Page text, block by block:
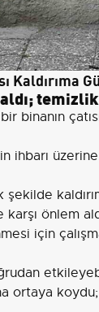
Kaldırıma
binanın
ihbarı üzerine
karşı önlem
için çalışma
ortaya